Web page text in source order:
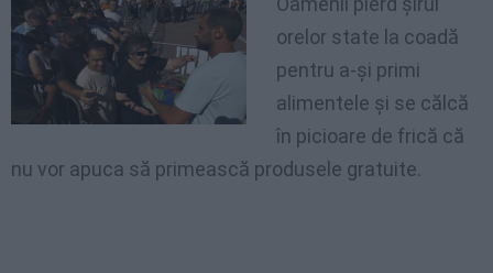
orelor state la coadă
pentru a-şi primi
alimentele şi se călcă
în picioare de frică că
nu vor apuca să primească produsele gratuite.